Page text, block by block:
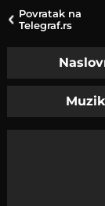
Povratak na
Telegraf.rs